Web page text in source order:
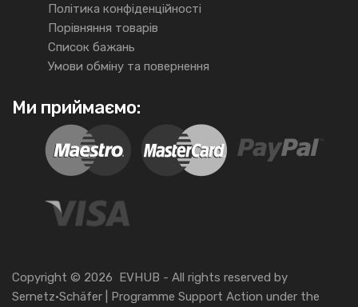
Політика конфіденційності
Порівняння товарів
Список бажань
Умови обміну та повернення
Ми приймаємо:
Copyright © 2026 EVHUB - All rights reserved by
Sernetz·Schäfer | Programme Support Action under the